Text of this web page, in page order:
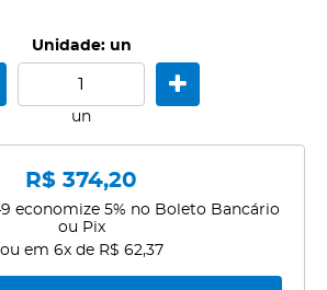
Unidade: un
un
R$ 374,20
economize 5% no Boleto Bancário
ou Pix
ou em 6xde R$ 62,37